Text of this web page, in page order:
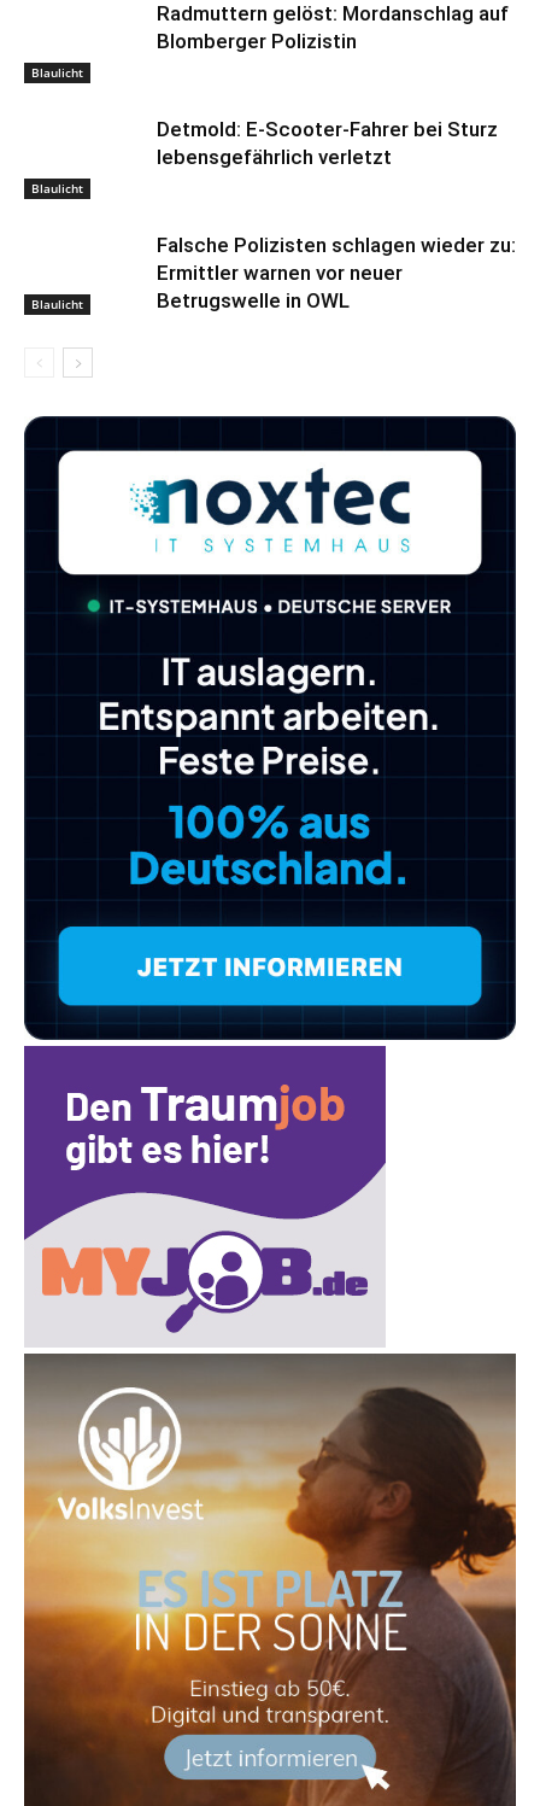
Blaulicht
Radmuttern gelöst: Mordanschlag auf
Blomberger Polizistin
Blaulicht
Detmold: E-Scooter-Fahrer bei Sturz
lebensgefährlich verletzt
Blaulicht
Falsche Polizisten schlagen wieder zu:
Ermittler warnen vor neuer
Betrugswelle in OWL